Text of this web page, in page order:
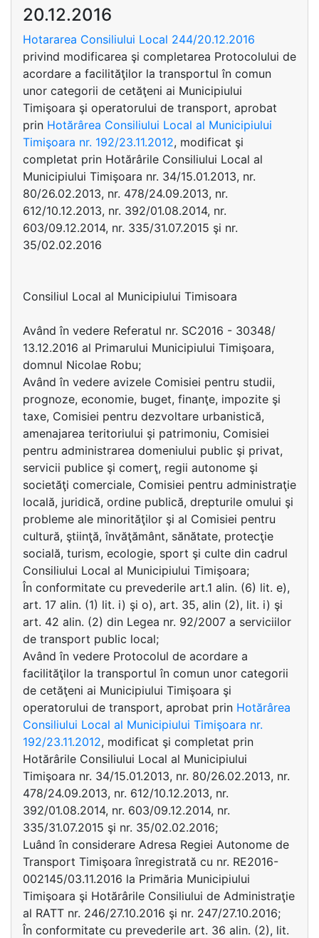
20.12.2016
Hotararea Consiliului Local 244/20.12.2016
privind modificarea şi completarea Protocolului de
acordare a facilităţilor la transportul în comun
unor categorii de cetăţeni ai Municipiului
Timişoara şi operatorului de transport, aprobat
prin Hotărârea Consiliului Local al Municipiului
Timişoara nr. 192/23.11.2012, modificat şi
completat prin Hotărârile Consiliului Local al
Municipiului Timişoara nr. 34/15.01.2013, nr.
80/26.02.2013, nr. 478/24.09.2013, nr.
612/10.12.2013, nr. 392/01.08.2014, nr.
603/09.12.2014, nr. 335/31.07.2015 şi nr.
35/02.02.2016
Consiliul Local al Municipiului Timisoara
Având în vedere Referatul nr. SC2016 - 30348/
13.12.2016 al Primarului Municipiului Timişoara,
domnul Nicolae Robu;
Având în vedere avizele Comisiei pentru studii,
prognoze, economie, buget, finanţe, impozite şi
taxe, Comisiei pentru dezvoltare urbanistică,
amenajarea teritoriului şi patrimoniu, Comisiei
pentru administrarea domeniului public şi privat,
servicii publice şi comerţ, regii autonome şi
societăţi comerciale, Comisiei pentru administraţie
locală, juridică, ordine publică, drepturile omului şi
probleme ale minorităţilor şi al Comisiei pentru
cultură, ştiinţă, învăţământ, sănătate, protecţie
socială, turism, ecologie, sport şi culte din cadrul
Consiliului Local al Municipiului Timişoara;
În conformitate cu prevederile art.1 alin. (6) lit. e),
art. 17 alin. (1) lit. i) şi o), art. 35, alin (2), lit. i) şi
art. 42 alin. (2) din Legea nr. 92/2007 a serviciilor
de transport public local;
Având în vedere Protocolul de acordare a
facilităţilor la transportul în comun unor categorii
de cetăţeni ai Municipiului Timişoara şi
operatorului de transport, aprobat prin Hotărârea
Consiliului Local al Municipiului Timişoara nr.
192/23.11.2012, modificat şi completat prin
Hotărârile Consiliului Local al Municipiului
Timişoara nr. 34/15.01.2013, nr. 80/26.02.2013, nr.
478/24.09.2013, nr. 612/10.12.2013, nr.
392/01.08.2014, nr. 603/09.12.2014, nr.
335/31.07.2015 şi nr. 35/02.02.2016;
Luând în considerare Adresa Regiei Autonome de
Transport Timişoara înregistrată cu nr. RE2016-
002145/03.11.2016 la Primăria Municipiului
Timişoara şi Hotărârile Consiliului de Administraţie
al RATT nr. 246/27.10.2016 şi nr. 247/27.10.2016;
În conformitate cu prevederile art. 36 alin. (2), lit.